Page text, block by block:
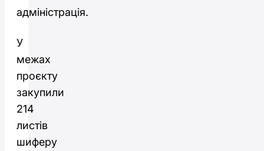
адміністрація.
У
межах
проєкту
закупили
214
листів
шиферу